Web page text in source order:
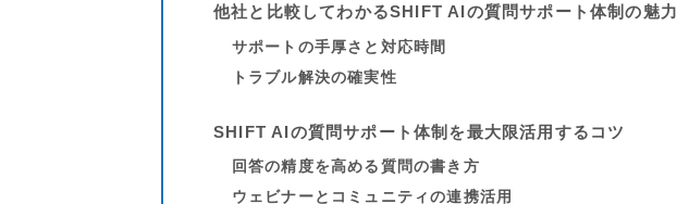
他社と比較してわかるSHIFT AIの質問サポート体制の魅力
サポートの手厚さと対応時間
トラブル解決の確実性
SHIFT AIの質問サポート体制を最大限活用するコツ
回答の精度を高める質問の書き方
ウェビナーとコミュニティの連携活用